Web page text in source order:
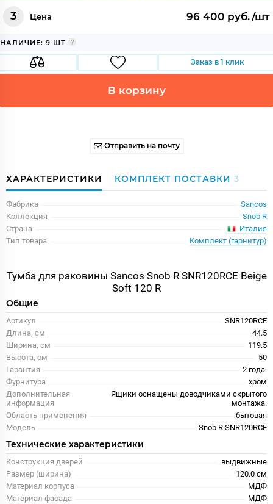
3 Цена 96 400 руб./шт
НАЛИЧИЕ: 9 ШТ
Заказ в 1 клик
В корзину
Отправить на почту
ХАРАКТЕРИСТИКИ КОМПЛЕКТ ПОСТАВКИ 3
Фабрика
Sancos
Коллекция
Snob R
Страна
Италия
Тип товара
Комплект (гарнитур)
Тумба для раковины Sancos Snob R SNR120RCE Beige
Soft 120 R
Общие
Артикул
SNR120RCE
Длина, см
44.5
Ширина, см
119.5
Высота, см
50
Гарантия
2 года.
Фурнитура
хром
Дополнительная
информация
Ящики оснащены доводчиками скрытого
монтажа.
Область применения
бытовая
Модель
Snob R SNR120RCE
Технические характеристики
Конструкция дверей
выдвижные
Размер (ширина)
120.0 см
Материал корпуса
МДФ
Материал фасада
МДФ